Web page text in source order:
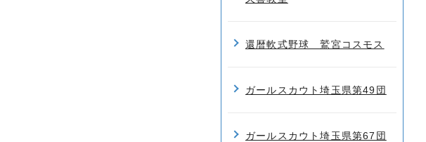
還暦軟式野球 鷲宮コスモス
ガールスカウト埼玉県第49団
ガールスカウト埼玉県第67団